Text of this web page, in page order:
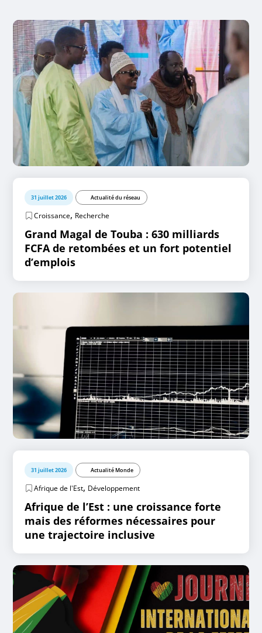
31 juillet 2026 Actualité du réseau
Croissance, Recherche
Grand Magal de Touba : 630 milliards
FCFA de retombées et un fort potentiel
d’emplois
31 juillet 2026 Actualité Monde
Afrique de l'Est, Développement
Afrique de l’Est : une croissance forte
mais des réformes nécessaires pour
une trajectoire inclusive